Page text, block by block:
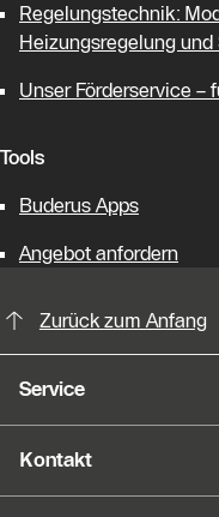
Regelungstechnik:
Heizungsregelung und
Unser Förderservice –
Tools
Buderus Apps
Angebot anfordern
Zurück zum Anfang
Service
Kontakt